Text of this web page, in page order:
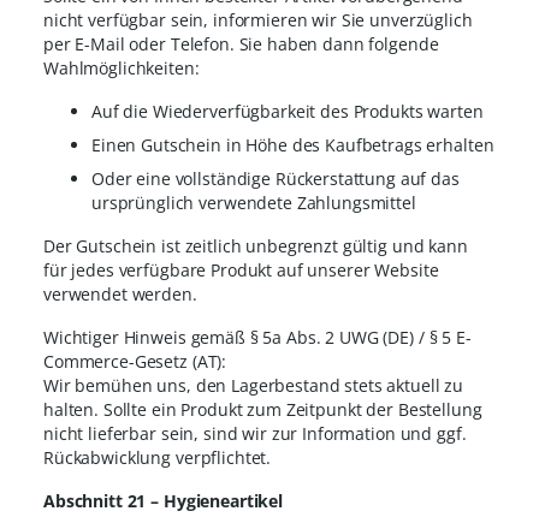
nicht verfügbar sein, informieren wir Sie unverzüglich
per E-Mail oder Telefon. Sie haben dann folgende
Wahlmöglichkeiten:
Auf die Wiederverfügbarkeit des Produkts warten
Einen Gutschein in Höhe des Kaufbetrags erhalten
Oder eine vollständige Rückerstattung auf das
ursprünglich verwendete Zahlungsmittel
Der Gutschein ist zeitlich unbegrenzt gültig und kann
für jedes verfügbare Produkt auf unserer Website
verwendet werden.
Wichtiger Hinweis gemäß § 5a Abs. 2 UWG (DE) / § 5 E-
Commerce-Gesetz (AT):
Wir bemühen uns, den Lagerbestand stets aktuell zu
halten. Sollte ein Produkt zum Zeitpunkt der Bestellung
nicht lieferbar sein, sind wir zur Information und ggf.
Rückabwicklung verpflichtet.
Abschnitt 21 – Hygieneartikel